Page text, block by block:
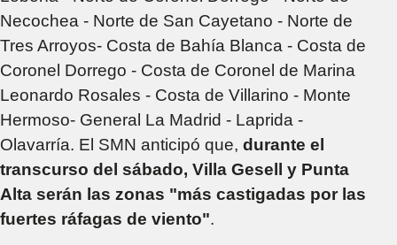
Necochea - Norte de San Cayetano - Norte de
Tres Arroyos- Costa de Bahía Blanca - Costa de
Coronel Dorrego - Costa de Coronel de Marina
Leonardo Rosales - Costa de Villarino - Monte
Hermoso- General La Madrid - Laprida -
Olavarría. El SMN anticipó que, durante el
transcurso del sábado, Villa Gesell y Punta
Alta serán las zonas "más castigadas por las
fuertes ráfagas de viento".